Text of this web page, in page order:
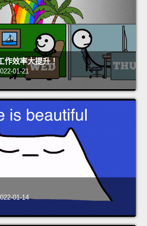
作效率大提升！
01-21
01-14